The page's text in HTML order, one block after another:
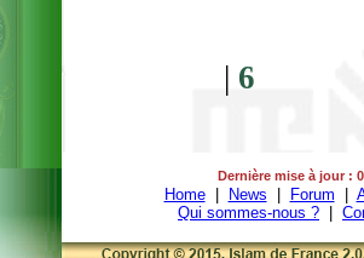
| 6
Dernière mise à jour :
Home| News Forum
Qui sommes-nous ?